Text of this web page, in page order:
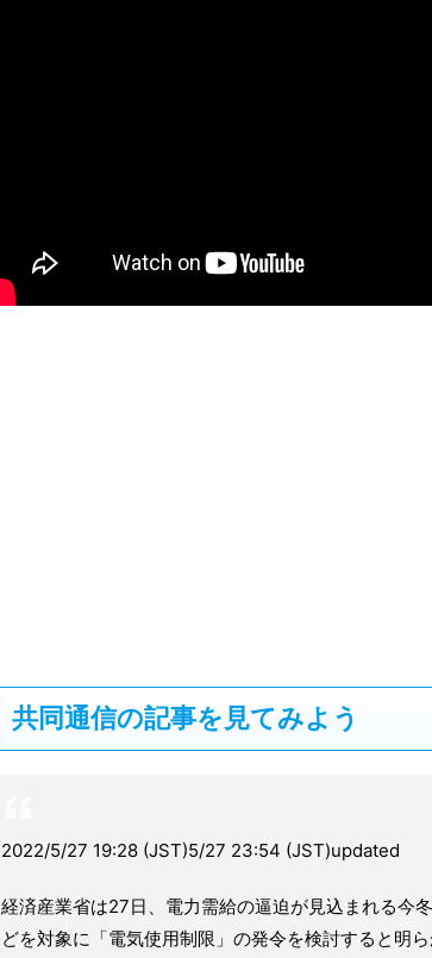
共同通信の記事を見てみよう
2022/5/27 19:28 (JST)5/27 23:54 (JST)updated
経済産業省は27日、電力需給の逼迫が見込まれる今
どを対象に「電気使用制限」の発令を検討すると明